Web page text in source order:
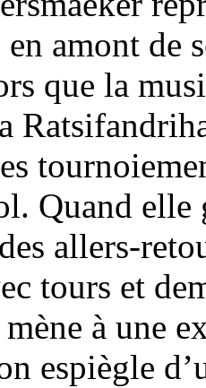
en amont
que la
Quand
allers-
tours et
à une
espiègle